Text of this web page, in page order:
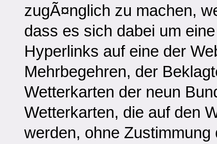
zugÃ¤nglich zu machen,
dass es sich dabei um
Hyperlinks auf eine der
Mehrbegehren, der
Wetterkarten der neun
Wetterkarten, die auf den
werden, ohne